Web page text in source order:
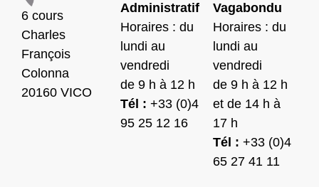
6 cours
Charles
François
Colonna
20160 VICO
Administratif
Horaires : du
lundi au
vendredi
de 9 h à 12 h
Tél : +33 (0)4
95 25 12 16
Vagabondu
Horaires : du
lundi au
vendredi
de 9 h à 12 h
et de 14 h à
17 h
Tél : +33 (0)4
65 27 41 11